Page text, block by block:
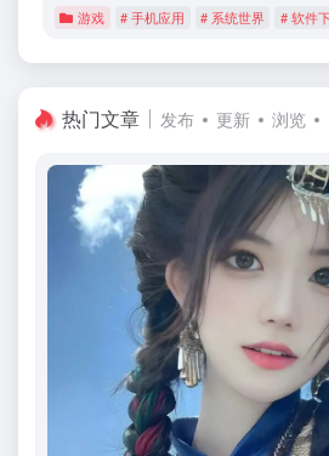
游戏 # 手机应用 # 系统世界 # 软件
热门文章 发布 更新 浏览